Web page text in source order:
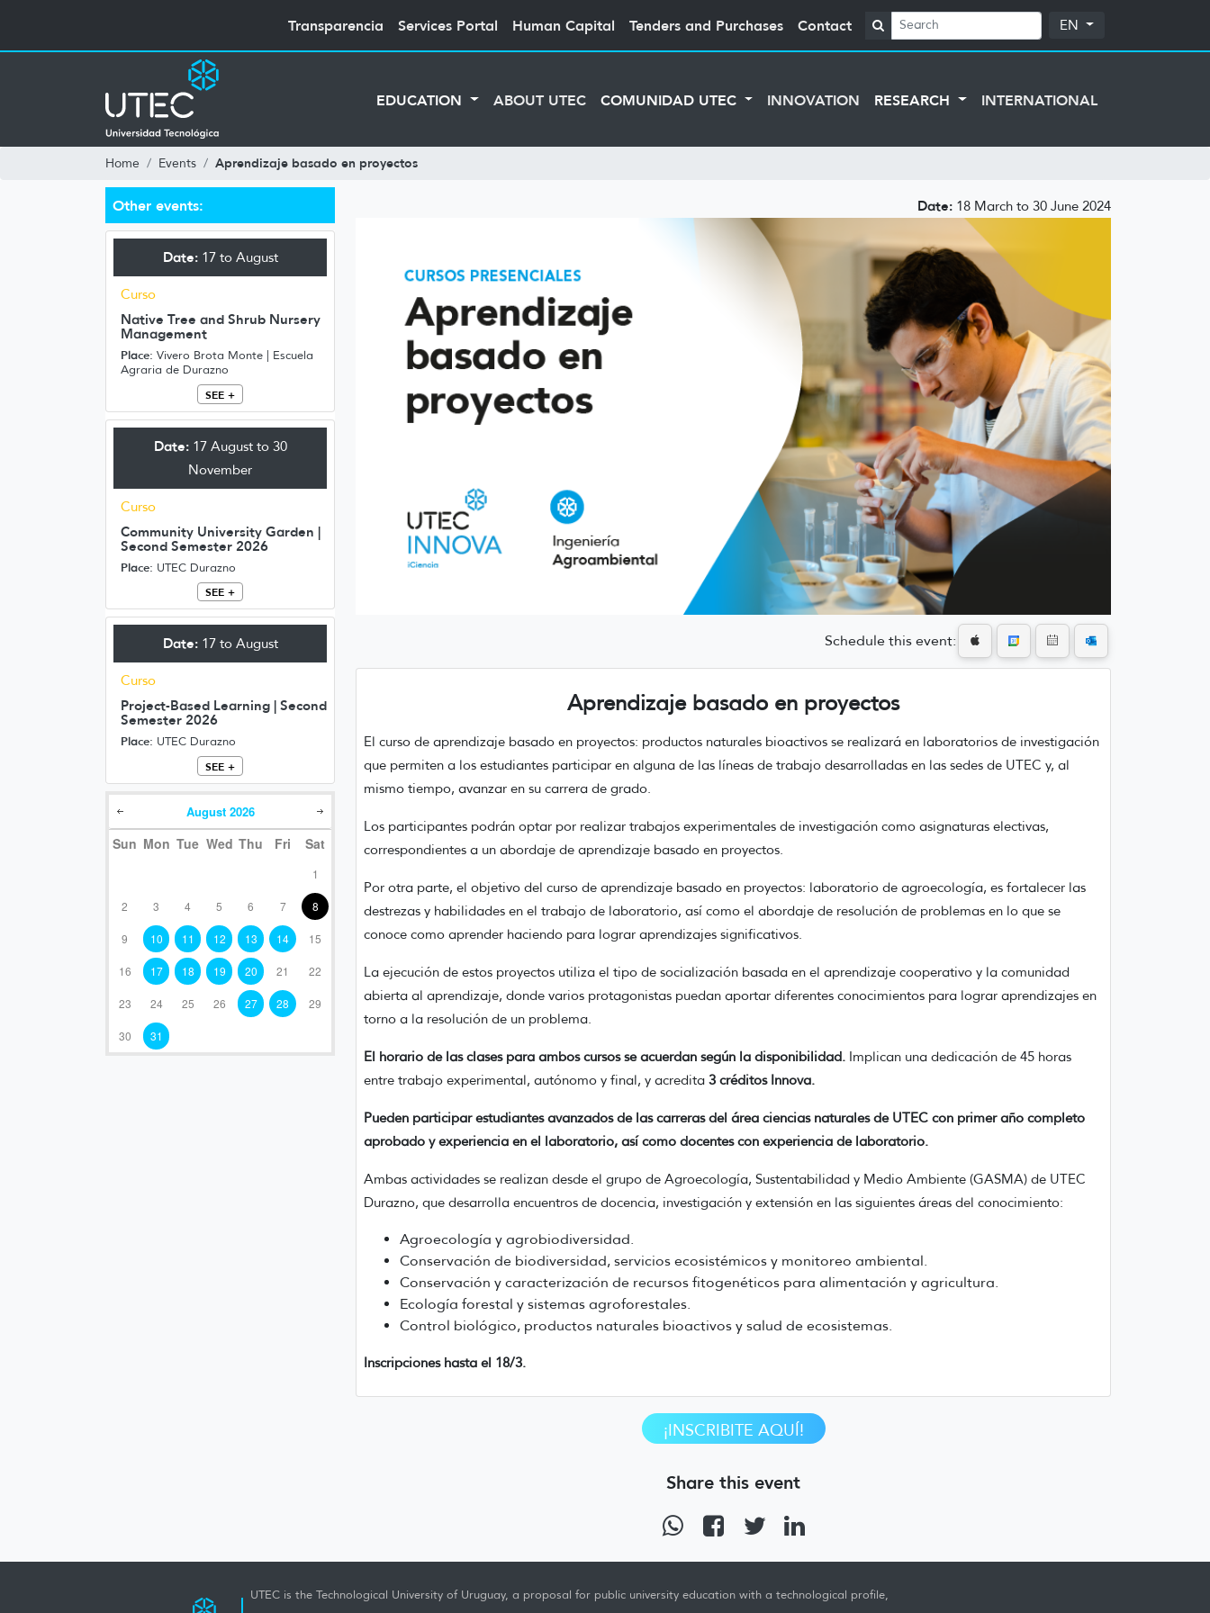
Transparencia Services Portal Human Capital Tenders and Purchases Contact EN
EDUCATION ABOUT UTEC COMUNIDAD UTEC INNOVATION RESEARCH INTERNATIONAL
Home Events Aprendizaje basado en proyectos
Other events:
Date:17 to August
Curso
Native Tree and Shrub Nursery
Management
Place: Vivero Brota Monte | Escuela
Agraria de Durazno
SEE +
Date:17 August to 30
November
Curso
Community University Garden |
Second Semester 2026
Place: UTEC Durazno
SEE +
Date:17 to August
Curso
Project-Based Learning | Second
Semester 2026
Place: UTEC Durazno
SEE +
August 2026
Sun Mon Tue Wed Thu Fri Sat
1
2 3 4 5 6 7 8
9 10 11 12 13 14 15
16 17 18 19 20 21 22
23 24 25 26 27 28 29
30 31
Date: 18 March to 30 June 2024
Schedule this event:
Aprendizaje basado en proyectos
El curso de aprendizaje basado en proyectos: productos naturales bioactivos se realizará en laboratorios de investigación
que permiten a los estudiantes participar en alguna de las líneas de trabajo desarrolladas en las sedes de UTEC y, al
mismo tiempo, avanzar en su carrera de grado.
Los participantes podrán optar por realizar trabajos experimentales de investigación como asignaturas electivas,
correspondientes a un abordaje de aprendizaje basado en proyectos.
Por otra parte, el objetivo del curso de aprendizaje basado en proyectos: laboratorio de agroecología, es fortalecer las
destrezas y habilidades en el trabajo de laboratorio, así como el abordaje de resolución de problemas en lo que se
conoce como aprender haciendo para lograr aprendizajes significativos.
La ejecución de estos proyectos utiliza el tipo de socialización basada en el aprendizaje cooperativo y la comunidad
abierta al aprendizaje, donde varios protagonistas puedan aportar diferentes conocimientos para lograr aprendizajes en
torno a la resolución de un problema.
El horario de las clases para ambos cursos se acuerdan según la disponibilidad. Implican una dedicación de 45 horas
entre trabajo experimental, autónomo y final, y acredita 3 créditos Innova.
Pueden participar estudiantes avanzados de las carreras del área ciencias naturales de UTEC con primer año completo
aprobado y experiencia en el laboratorio, así como docentes con experiencia de laboratorio.
Ambas actividades se realizan desde el grupo de Agroecología, Sustentabilidad y Medio Ambiente (GASMA) de UTEC
Durazno, que desarrolla encuentros de docencia, investigación y extensión en las siguientes áreas del conocimiento:
Agroecología y agrobiodiversidad.
Conservación de biodiversidad, servicios ecosistémicos y monitoreo ambiental.
Conservación y caracterización de recursos fitogenéticos para alimentación y agricultura.
Ecología forestal y sistemas agroforestales.
Control biológico, productos naturales bioactivos y salud de ecosistemas.
Inscripciones hasta el 18/3.
¡INSCRIBITE AQUÍ!
Share this event
UTEC is the Technological University of Uruguay, a proposal for public university education with a technological profile,